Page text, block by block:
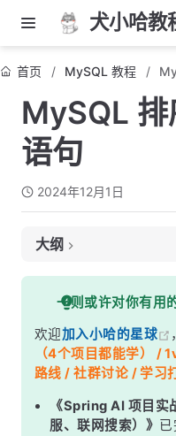
犬小哈教
首页 MySQL 教程
MySQL 排
语句
2024年12月1日
大纲
1. ORDER BY 基本语法
2. ORDER BY 示例
示例 1：单列排序
示例 2：降序排序
示例 3：多列排序
3. 使用别名进行排序
一则或许对你有用
欢迎加入小哈的星球
（4个项目都能学） /
路线 / 社群讨论 / 学习
《Spring AI 项目实
服、联网搜索）》